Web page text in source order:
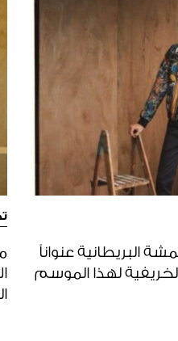
البريطانية عنواناً
لهذا الموسم